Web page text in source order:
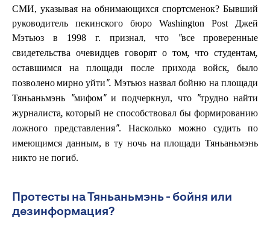
СМИ, указывая на обнимающихся спортсменок? Бывший
руководитель пекинского бюро Washington Post Джей
Мэтьюз в 1998 г. признал, что
"все проверенные
свидетельства очевидцев говорят о том, что студентам,
оставшимся на площади после прихода войск, было
позволено мирно уйти". Мэтьюз назвал бойню на площади
Тяньаньмэнь
"мифом"и подчеркнул, что
"трудно найти
журналиста, который не способствовал бы формированию
ложного представления". Насколько можно судить по
имеющимся данным, в ту ночь на площади Тяньаньмэнь
никто не погиб.
Протесты на Тяньаньмэнь - бойня или
дезинформация?